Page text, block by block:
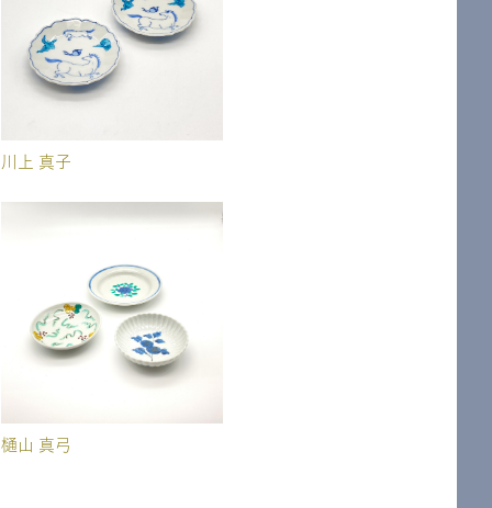
川上 真子
樋山 真弓